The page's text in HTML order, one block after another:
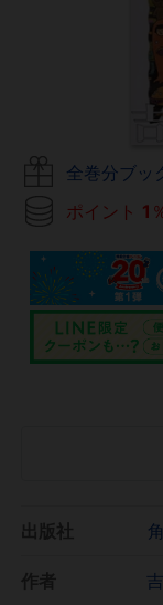
全巻分ブッ
ポイント 1